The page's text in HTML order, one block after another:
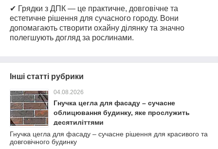
✔ Грядки з ДПК — це практичне, довговічне та
естетичне рішення для сучасного городу. Вони
допомагають створити охайну ділянку та значно
полегшують догляд за рослинами.
Інші статті рубрики
04.08.2026
Гнучка цегла для фасаду – сучасне
облицювання будинку, яке прослужить
десятиліттями
Гнучка цегла для фасаду – сучасне рішення для красивого та
довговічного будинку